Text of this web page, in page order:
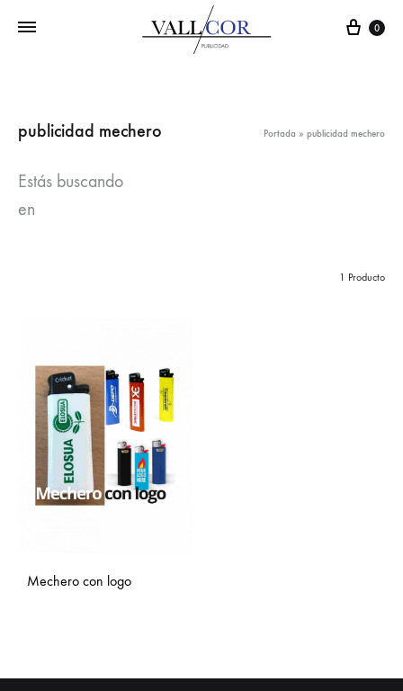
Carro
0
publicidad mechero Portada » publicidad mechero
Estás buscando
en
1 Producto
Mechero con logo